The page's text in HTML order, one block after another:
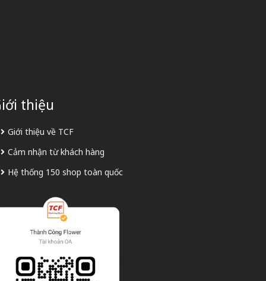
thiệu
Giới thiệu về TCF
Cảm nhận từ khách hàng
Hệ thống 150 shop toàn quốc